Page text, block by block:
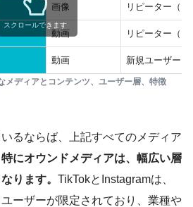
画像 リピーター（フ
動画 リピーター（フ
動画 新規ユーザー
メディアとコンテンツ、ユーザー層、特徴
スクロールできます
るならば、上記すべてのメディア
特にオウンドメディアは、幅広い層
ります。 TikTokとInstagramは、
ーザーが限定されており、業種や